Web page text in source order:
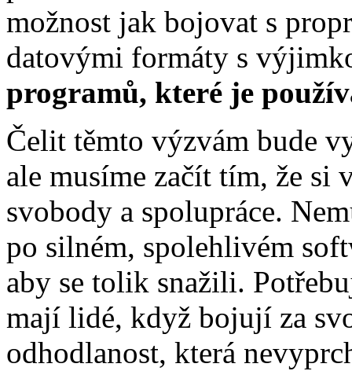
možnost jak bojovat s
datovými formáty s
programů, které je
Čelit těmto výzvám bude
ale musíme začít tím, že si
svobody a spolupráce.
po silném, spolehlivém
aby se tolik snažili.
mají lidé, když bojují za
odhodlanost, která